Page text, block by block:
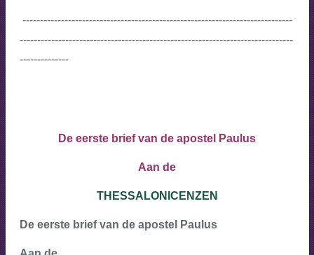
-----------------------------------------------------------------------------
------------------------------------------------------------------------------
--------------
De eerste brief van de apostel Paulus
Aan de
THESSALONICENZEN
De eerste brief van de apostel Paulus